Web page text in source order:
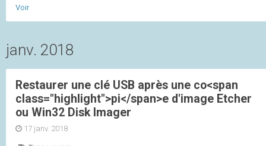
Voir
janv. 2018
Restaurer une clé USB après une co<span
class="highlight">pi</span>e d'image Etcher
ou Win32 Disk Imager
17 janv. 2018